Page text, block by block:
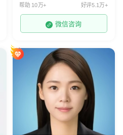
帮助 10万+ 好评5.1万+
微信咨询